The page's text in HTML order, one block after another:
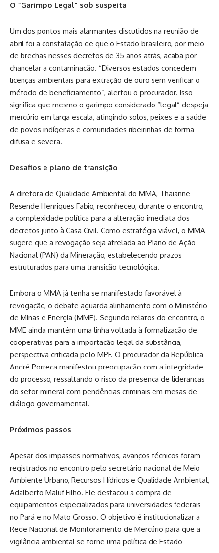
O “Garimpo Legal” sob suspeita
Um dos pontos mais alarmantes discutidos na reunião de
abril foi a constatação de que o Estado brasileiro, por meio
de brechas nesses decretos de 35 anos atrás, acaba por
chancelar a contaminação. “Diversos estados concedem
licenças ambientais para extração de ouro sem verificar o
método de beneficiamento”, alertou o procurador. Isso
significa que mesmo o garimpo considerado “legal” despeja
mercúrio em larga escala, atingindo solos, peixes e a saúde
de povos indígenas e comunidades ribeirinhas de forma
difusa e severa.
Desafios e plano de transição
A diretora de Qualidade Ambiental do MMA, Thaianne
Resende Henriques Fabio, reconheceu, durante o encontro,
a complexidade política para a alteração imediata dos
decretos junto à Casa Civil. Como estratégia viável, o MMA
sugere que a revogação seja atrelada ao Plano de Ação
Nacional (PAN) da Mineração, estabelecendo prazos
estruturados para uma transição tecnológica.
Embora o MMA já tenha se manifestado favorável à
revogação, o debate aguarda alinhamento com o Ministério
de Minas e Energia (MME). Segundo relatos do encontro, o
MME ainda mantém uma linha voltada à formalização de
cooperativas para a importação legal da substância,
perspectiva criticada pelo MPF. O procurador da República
André Porreca manifestou preocupação com a integridade
do processo, ressaltando o risco da presença de lideranças
do setor mineral com pendências criminais em mesas de
diálogo governamental.
Próximos passos
Apesar dos impasses normativos, avanços técnicos foram
registrados no encontro pelo secretário nacional de Meio
Ambiente Urbano, Recursos Hídricos e Qualidade Ambiental,
Adalberto Maluf Filho. Ele destacou a compra de
equipamentos especializados para universidades federais
no Pará e no Mato Grosso. O objetivo é institucionalizar a
Rede Nacional de Monitoramento de Mercúrio para que a
vigilância ambiental se torne uma política de Estado